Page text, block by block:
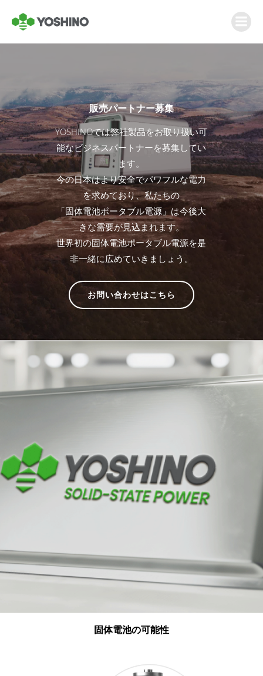
販売パートナー募集
YOSHINOでは弊社製品をお取り扱い可
能なビジネスパートナーを募集してい
ます。
今の日本はより安全でパワフルな電力
を求めており、私たちの
「固体電池ポータブル電源」は今後大
きな需要が見込まれます。
世界初の固体電池ポータブル電源を是
非一緒に広めていきましょう。
お問い合わせはこちら
固体電池の可能性